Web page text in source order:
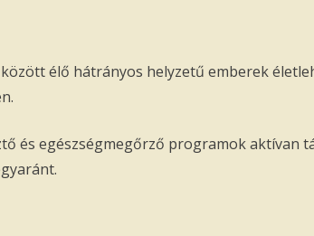
élő hátrányos helyzetű emberek
és egészségmegőrző programok aktívan